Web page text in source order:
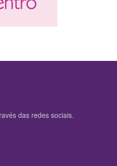
das redes sociais.